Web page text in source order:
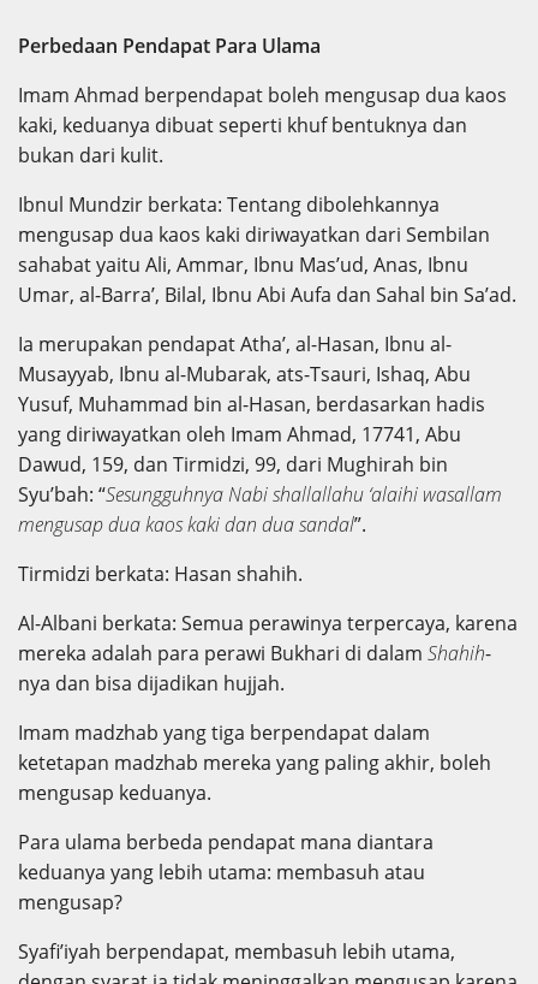
Perbedaan Pendapat Para Ulama
Imam Ahmad berpendapat boleh mengusap dua kaos
kaki, keduanya dibuat seperti khuf bentuknya dan
bukan dari kulit.
Ibnul Mundzir berkata: Tentang dibolehkannya
mengusap dua kaos kaki diriwayatkan dari Sembilan
sahabat yaitu Ali, Ammar, Ibnu Mas’ud, Anas, Ibnu
Umar, al-Barra’, Bilal, Ibnu Abi Aufa dan Sahal bin Sa’ad.
Ia merupakan pendapat Atha’, al-Hasan, Ibnu al-
Musayyab, Ibnu al-Mubarak, ats-Tsauri, Ishaq, Abu
Yusuf, Muhammad bin al-Hasan, berdasarkan hadis
yang diriwayatkan oleh Imam Ahmad, 17741, Abu
Dawud, 159, dan Tirmidzi, 99, dari Mughirah bin
Syu’bah: “Sesungguhnya Nabi shallallahu ‘alaihi wasallam
mengusap dua kaos kaki dan dua sandal”.
Tirmidzi berkata: Hasan shahih.
Al-Albani berkata: Semua perawinya terpercaya, karena
mereka adalah para perawi Bukhari di dalam Shahih-
nya dan bisa dijadikan hujjah.
Imam madzhab yang tiga berpendapat dalam
ketetapan madzhab mereka yang paling akhir, boleh
mengusap keduanya.
Para ulama berbeda pendapat mana diantara
keduanya yang lebih utama: membasuh atau
mengusap?
Syafi’iyah berpendapat, membasuh lebih utama,